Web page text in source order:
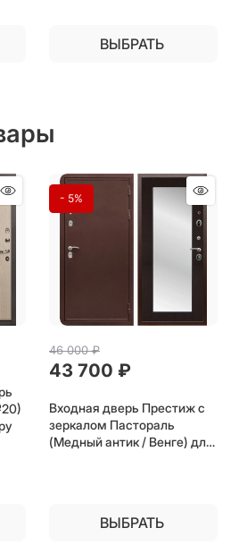
ВЫБРАТЬ
- 5%
46 000 ₽
43 700 ₽
Входная дверь Престиж с
зеркалом Пастораль
(Медный антик / Венге) для
ВЫБРАТЬ